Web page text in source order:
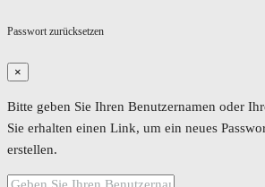
Passwort zurücksetzen
×
Bitte geben Sie Ihren Benutzernamen oder
Sie erhalten einen Link, um ein neues
erstellen.